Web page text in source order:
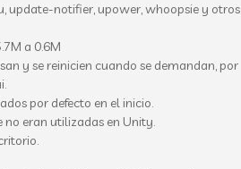
update-notifier, upower, whoopsie y otros
a 0.6M
y se reinicien cuando se demandan, por
por defecto en el inicio.
no eran utilizadas en Unity.